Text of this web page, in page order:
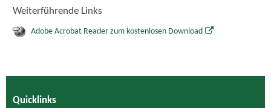
Weiterführende Links
Adobe Acrobat Reader zum kostenlosen Download
Quicklinks